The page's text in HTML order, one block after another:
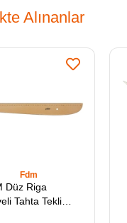
Alınanlar
Fdm
Düz Riga
Tahta Tekli